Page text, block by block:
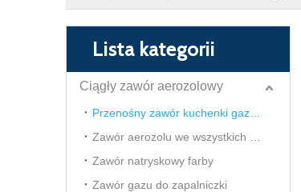
Lista kategorii
Ciągły zawór aerozolowy
Zawór natryskowy farby
Zawór gazu do zapalniczki